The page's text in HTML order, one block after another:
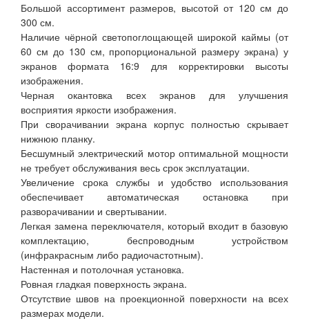
Большой ассортимент размеров, высотой от 120 см до
300 см.
Наличие чёрной светопоглощающей широкой каймы (от
60 см до 130 см, пропорциональной размеру экрана) у
экранов формата 16:9 для корректировки высоты
изображения.
Черная окантовка всех экранов для улучшения
восприятия яркости изображения.
При сворачивании экрана корпус полностью скрывает
нижнюю планку.
Бесшумный электрический мотор оптимальной мощности
не требует обслуживания весь срок эксплуатации.
Увеличение срока службы и удобство использования
обеспечивает автоматическая остановка при
разворачивании и свертывании.
Легкая замена переключателя, который входит в базовую
комплектацию, беспроводным устройством
(инфракрасным либо радиочастотным).
Настенная и потолочная установка.
Ровная гладкая поверхность экрана.
Отсутствие швов на проекционной поверхности на всех
размерах модели.